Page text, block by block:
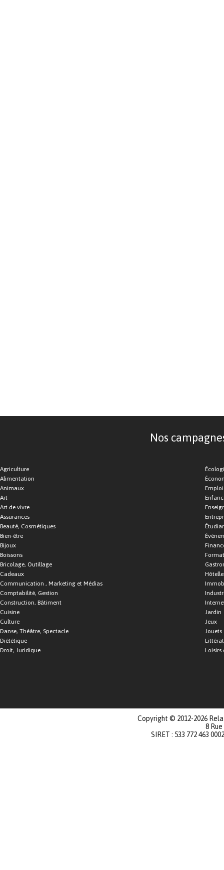
Nos
Agriculture
Alimentation
Animaux
Art
Art de vivre
Assurances
Beauté, Cosmétiques
Bien-être
Bijoux
Boissons
Bricolage, Outillage
Cadeaux
Communication , Marketing et Médias
Comptabilité, Gestion
Construction, Bâtiment
Cuisine
Culture
Danse, Théâtre, Spectacle
Diététique
Droit, Juridique
Emploi
Jardin
Jeux
Jouets
Loisirs
Copyright © 2012-2026
8
SIRET : 533 772 463